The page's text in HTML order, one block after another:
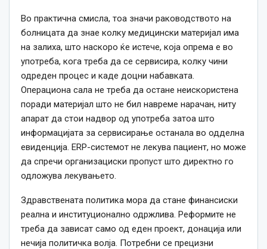
Во практична смисла, тоа значи раководството на
болницата да знае колку медицински материјал има
на залиха, што наскоро ќе истече, која опрема е во
употреба, кога треба да се сервисира, колку чини
одреден процес и каде доцни набавката.
Операциона сала не треба да остане неискористена
поради материјал што не бил навреме нарачан, ниту
апарат да стои надвор од употреба затоа што
информацијата за сервисирање останала во одделна
евиденција. ERP-системот не лекува пациент, но може
да спречи организациски пропуст што директно го
одложува лекувањето.
Здравствената политика мора да стане финансиски
реална и институционално одржлива. Реформите не
треба да зависат само од еден проект, донација или
нечија политичка волја. Потребни се прецизни